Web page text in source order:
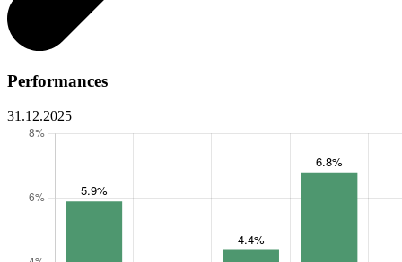
Performances
31.12.2025